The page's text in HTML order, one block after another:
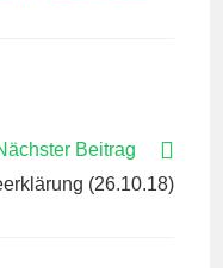
Beitrag
(26.10.18)